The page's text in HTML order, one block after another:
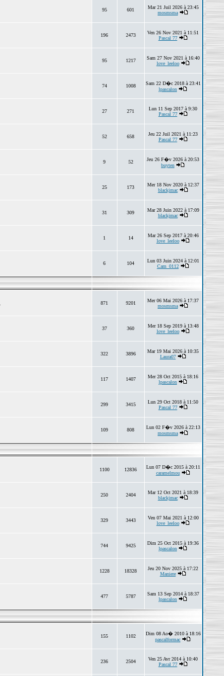
95 601
Mar 21 Juil 2026 à 23:45
mosmsma
196 2473
Ven 26 Nov 2021 à 11:51
Pascal 77
95 1217
Sam 27 Nov 2021 à 16:40
love_leeloo
74 1008
Sam 22 D�c 2018 à 23:41
lpascalon
27 271
Lun 11 Sep 2017 à 9:30
Pascal 77
52 658
Jeu 22 Juil 2021 à 11:23
Pascal 77
9 52
Jeu 26 F�v 2026 à 20:53
buyten
25 173
Mer 18 Nov 2020 à 12:37
blackjmac
31 309
Mar 28 Juin 2022 à 17:09
blackjmac
1 14
Mar 26 Sep 2017 à 20:46
love_leeloo
6 104
Lun 03 Juin 2024 à 12:01
Cam_0112
871 9201
Mer 06 Mai 2026 à 17:37
mosmsma
37 360
Mer 18 Sep 2019 à 13:48
love_leeloo
322 3896
Mar 19 Mai 2026 à 10:35
Laura07
117 1407
Mer 28 Oct 2015 à 18:16
lpascalon
299 3415
Lun 29 Oct 2018 à 11:50
Pascal 77
109 808
Lun 02 F�v 2026 à 22:13
mosmsma
1100 12836
Lun 07 D�c 2015 à 20:11
caramelmou
250 2404
Mar 12 Oct 2021 à 18:39
blackjmac
329 3443
Ven 07 Mai 2021 à 12:00
love_leeloo
744 9425
Dim 25 Oct 2015 à 19:36
lpascalon
1228 18328
Jeu 20 Nov 2025 à 17:22
Maniere
477 5787
Sam 13 Sep 2014 à 18:37
lpascalon
155 1102
Dim 08 Ao� 2010 à 18:16
pascalformac
236 2504
Ven 25 Avr 2014 à 10:40
Pascal 77